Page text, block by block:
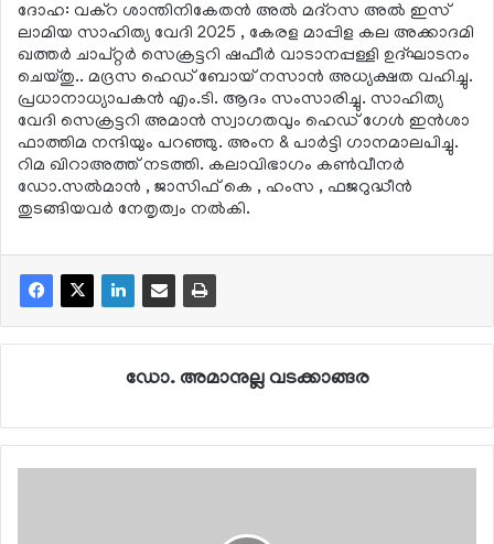
ദോഹ: വക്‌റ ശാന്തിനികേതന്‍ അല്‍ മദ്‌റസ അല്‍ ഇസ്
ലാമിയ സാഹിത്യ വേദി 2025 , കേരള മാപ്പിള കല അക്കാദമി
ഖത്തര്‍ ചാപ്റ്റര്‍ സെക്രട്ടറി ഷഫീര്‍ വാടാനപ്പള്ളി ഉദ്ഘാടനം
ചെയ്തു.. മദ്രസ ഹെഡ് ബോയ് നസാന്‍ അധ്യക്ഷത വഹിച്ചു.
പ്രധാനാധ്യാപകന്‍ എം.ടി. ആദം സംസാരിച്ചു. സാഹിത്യ
വേദി സെക്രട്ടറി അമാന്‍ സ്വാഗതവും ഹെഡ് ഗേള്‍ ഇന്‍ശാ
ഫാത്തിമ നന്ദിയും പറഞ്ഞു. അംന & പാര്‍ട്ടി ഗാനമാലപിച്ചു.
റിമ ഖിറാഅത്ത് നടത്തി. കലാവിഭാഗം കണ്‍വീനര്‍
ഡോ.സല്‍മാന്‍ , ജാസിഫ് കെ , ഹംസ , ഫജറുദ്ധീന്‍
തുടങ്ങിയവര്‍ നേതൃത്വം നല്‍കി.
ഡോ. അമാനുല്ല വടക്കാങ്ങര